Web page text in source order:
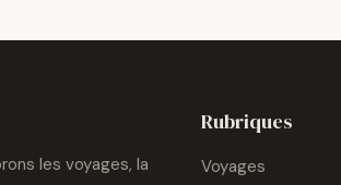
les voyages, la
Rubriques
Voyages